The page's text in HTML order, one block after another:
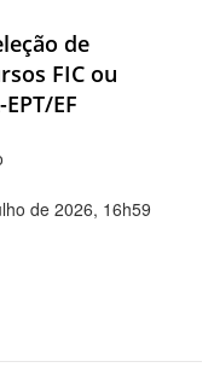
de
FIC ou
EF
de 2026, 16h59